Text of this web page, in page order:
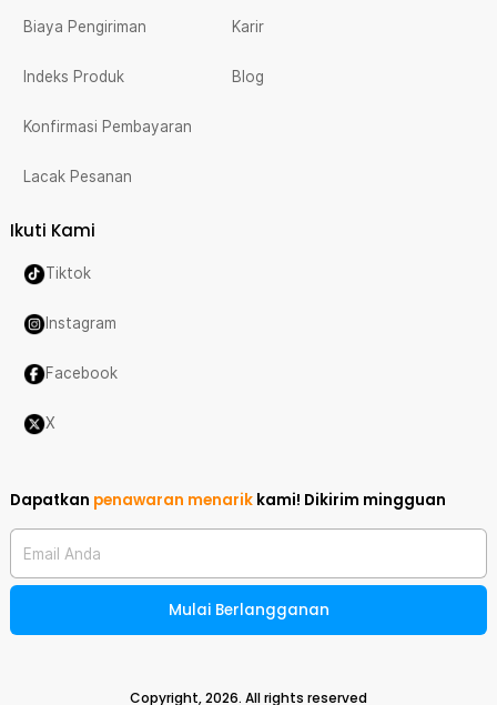
Biaya Pengiriman
Indeks Produk
Konfirmasi Pembayaran
Lacak Pesanan
Karir
Blog
Ikuti Kami
Tiktok
Instagram
Facebook
X
Dapatkan penawaran menarik kami! Dikirim mingguan
Email Anda
Mulai Berlangganan
Copyright,2026. All rights reserved